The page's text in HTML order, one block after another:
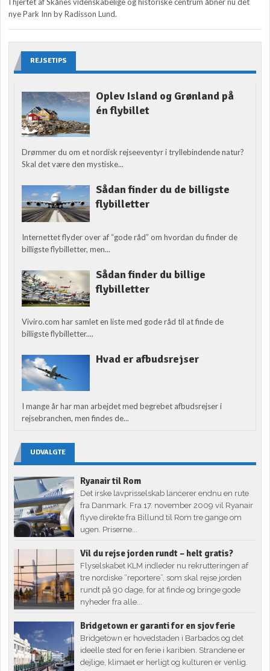
I hjertet af Skånes videnskabelige og historiske centrum åbner nu det
nye Park Inn by Radisson Lund.
REJSETIPS
Oplev Island og Grønland på
én flybillet
Drømmer du om et nordisk rejseeventyr i tryllebindende natur?
Skal det være den mystiske...
Sådan finder du de billigste
flybilletter
Internettet flyder over af “gode råd” om hvordan du finder de
billigste flybilletter, men...
Sådan finder du billige
flybilletter
Viviro.com har samlet en liste med gode råd til at finde de
billigste flybilletter....
Hvad er afbudsrejser
I mange år har man arbejdet med begrebet afbudsrejser i
rejsebranchen, men findes de...
UDVALGTE
Ryanair til Rom
Det irske lavprisselskab lancerer endnu en rute
fra Danmark. Fra 17. november 2009 vil Ryanair
flyve direkte fra Billund til Rom tre gange om
ugen. Priserne...
Vil du rejse jorden rundt – helt gratis?
Flyselskabet KLM indleder nu rekrutteringen af
tre nordiske ”reportere”, som skal rejse jorden
rundt på 90 dage, for at finde og bringe gode
nyheder fra alle...
Bridgetown er garanti for en sjov ferie
Bridgetown er hovedstaden i Barbados og det
ideelle sted for en ferie i karibien. Strandene er
dejlige, klimaet er herligt og kulturen er venlig.